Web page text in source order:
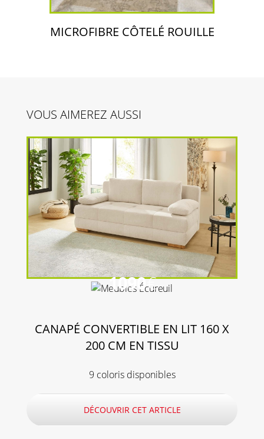
MICROFIBRE CÔTELÉ ROUILLE
VOUS AIMEREZ AUSSI
1090€
CANAPÉ CONVERTIBLE EN LIT 160 X
200 CM EN TISSU
9 coloris disponibles
DÉCOUVRIR CET ARTICLE